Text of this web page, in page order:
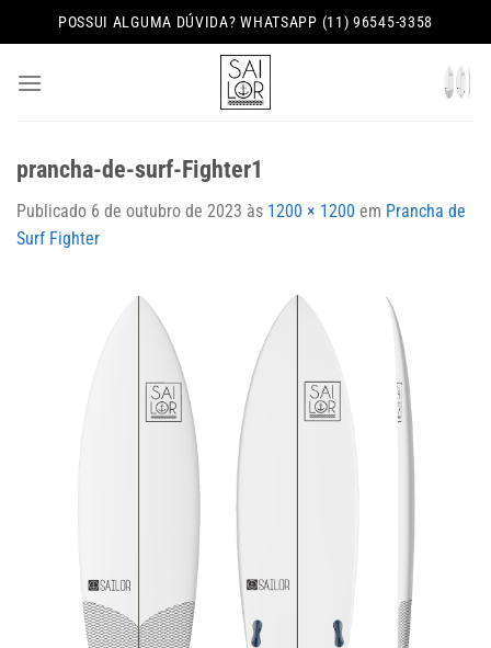
to
POSSUI ALGUMA DÚVIDA? WHATSAPP (11) 96545-3358
prancha-de-surf-Fighter1
Publicado 6 de outubro de 2023 às 1200 × 1200 em Prancha de
Surf Fighter